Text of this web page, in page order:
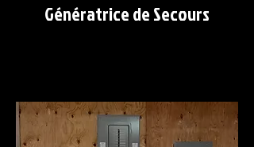
Génératrice de Secours